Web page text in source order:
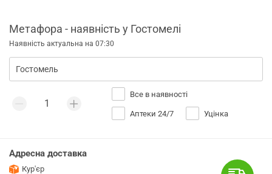
Метафора - наявність у Гостомелі
Наявність актуальна на 07:30
Все в наявності
Аптеки 24/7 Уцінка
Адресна доставка
Кур'єр